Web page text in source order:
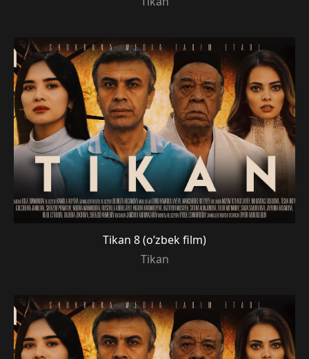
Tikan 8 (o’zbek film)
Tikan